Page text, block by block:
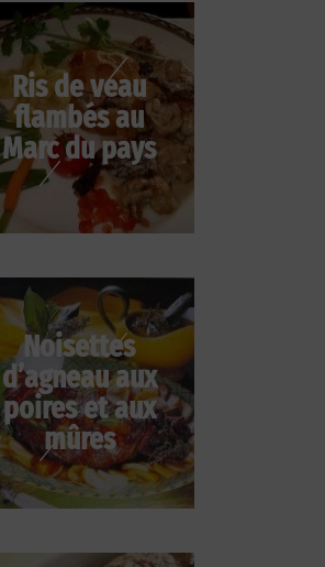
Ris de veau
flambés au
Marc du pays
Noisettes
d’agneau aux
poires et aux
mûres